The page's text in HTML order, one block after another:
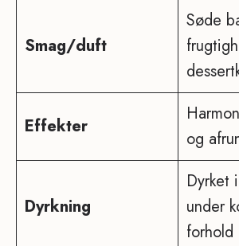
Smag/duft
Søde
Effekter
og
Dyrkning
Dyrket
under
forhold